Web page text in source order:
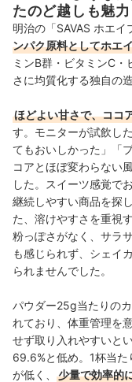
たのど越しも魅力
明治の「SAVAS ホエイ
ンパク原料としてホエ
ミンB群・ビタミンC
さに均質化する独自の
ほどよい甘さで、ココ
す。モニターが試飲し
てもおいしかった」「
コアとほぼ変わらない
した。スイーツ感覚で
継続しやすい商品を探
た、溶けやすさを重視
粉っぽさがなく、サラ
も感じられず、シェイ
られませんでした。
パウダー25g当たりの
れており、体重管理を
せず取り入れやすいと
69.6%と低め。1杯当
が低く、
少量で効率的